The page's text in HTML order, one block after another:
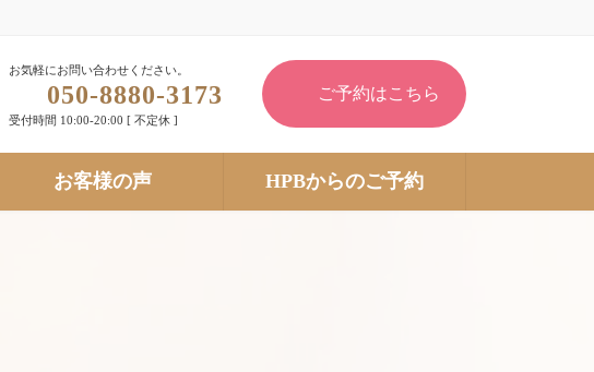
お気軽にお問い合わせください。
050-8880-3173
受付時間 10:00-20:00 [ 不定休 ]
ご予約はこちら
お客様の声 HPBからのご予約